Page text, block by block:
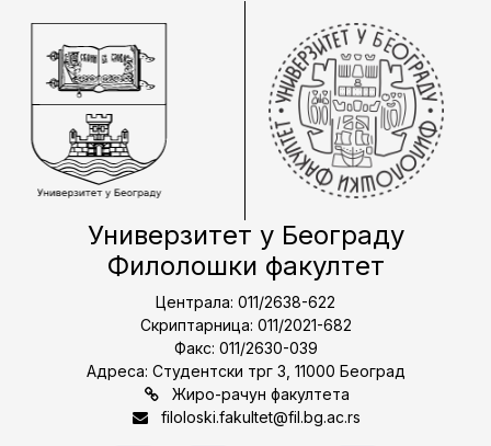
Универзитет у Београду
Филолошки факултет
Централа: 011/2638-622
Скриптарница: 011/2021-682
Факс: 011/2630-039
Адреса: Студентски трг 3, 11000 Београд
Жиро-рачун факултета
filoloski.fakultet@fil.bg.ac.rs